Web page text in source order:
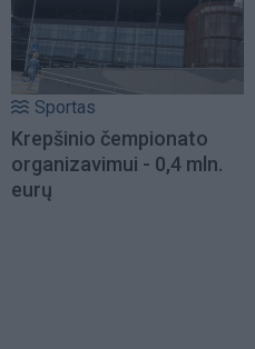
Sportas
Krepšinio čempionato
organizavimui - 0,4 mln.
eurų